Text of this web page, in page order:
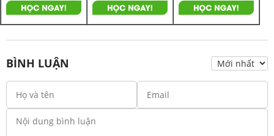
BÌNH LUẬN